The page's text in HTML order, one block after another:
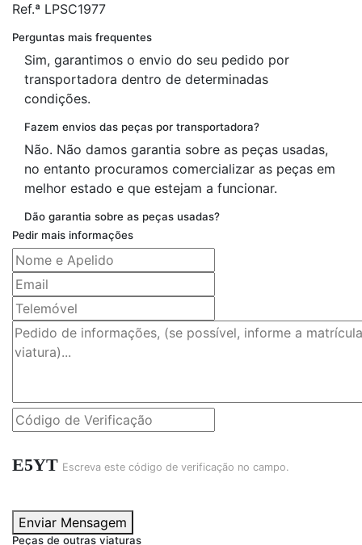
Ref.ª LPSC1977
Perguntas mais frequentes
Sim, garantimos o envio do seu pedido por
transportadora dentro de determinadas
condições.
Fazem envios das peças por transportadora?
Não. Não damos garantia sobre as peças usadas,
no entanto procuramos comercializar as peças em
melhor estado e que estejam a funcionar.
Dão garantia sobre as peças usadas?
Pedir mais informações
E5YT Escreva este código de verificação no campo.
Enviar Mensagem
Peças de outras viaturas